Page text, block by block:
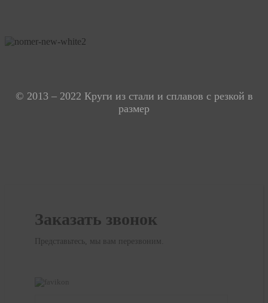
© 2013 – 2022 Круги из стали и сплавов с резкой в
размер
Заказать звонок
Представьтесь, мы вам перезвоним.